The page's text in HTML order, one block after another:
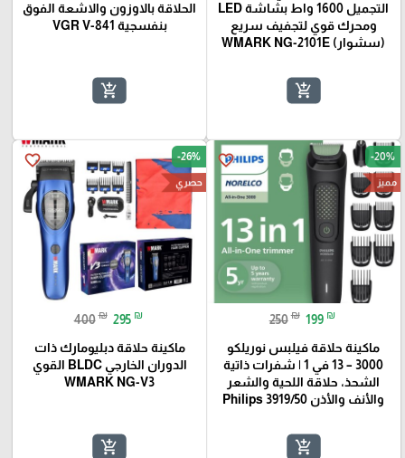
التجميل 1600 واط بشاشة LED
ومحرك قوي لتجفيف سريع
(سشوار) WMARK NG-2101E
add_shopping_cart
الحلاقة بالاوزون والاشعة الفوق
بنفسجية VGR V-841
add_shopping_cart
favorite_border -20%
مميز
250 ₪ 199 ₪
ماكينة حلاقة فيلبس نوريلكو
3000 – 13 في 1 | شفرات ذاتية
الشحذ، حلاقة اللحية والشعر
والأنف والأذن Philips 3919/50
add_shopping_cart
favorite_border -26%
حصري
400 ₪ 295 ₪
ماكينة حلاقة دبليومارك ذات
الدوران الخارجي BLDC القوي
WMARK NG-V3
add_shopping_cart